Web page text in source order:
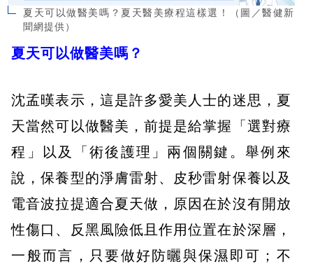
夏天可以做醫美嗎？夏天醫美療程這樣選！（圖／醫健新
聞網提供）
夏天可以做醫美嗎？
沈孟暵表示，這是許多愛美人士的迷思，夏
天當然可以做醫美，前提是給掌握「選對療
程」以及「術後護理」兩個關鍵。舉例來
說，保養型的淨膚雷射、皮秒雷射保養以及
電音波拉提適合夏天做，原因在於沒有開放
性傷口、反黑風險低且作用位置在於深層，
一般而言，只要做好防曬與保濕即可；不